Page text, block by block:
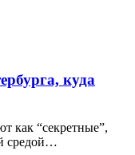
куда
как “секретные”,
средой…